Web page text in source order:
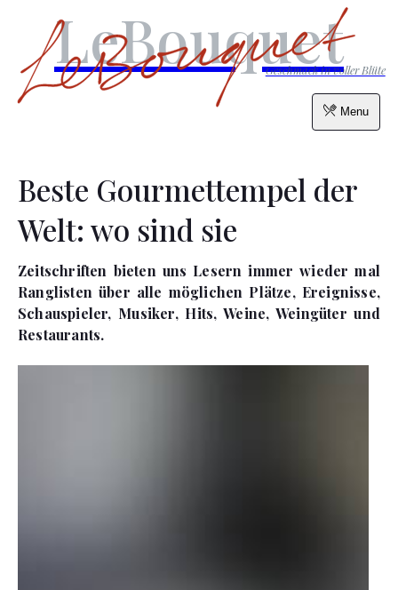
Menu
LeBouquet
Geschmack in voller Blüte
Beste Gourmettempel der
Welt: wo sind sie
Zeitschriften bieten uns Lesern immer wieder mal
Ranglisten über alle möglichen Plätze, Ereignisse,
Schauspieler, Musiker, Hits, Weine, Weingüter und
Restaurants.